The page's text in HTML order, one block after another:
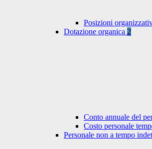
Posizioni
Dotazione organica 2
Conto annuale del
Costo personale
Personale non a tempo